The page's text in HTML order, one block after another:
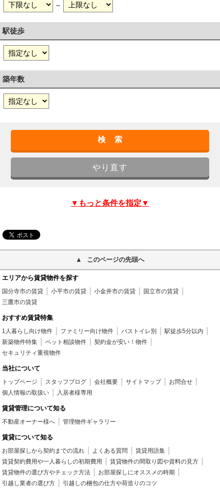
～
駅徒歩
築年数
▼もっと条件を指定▼
このページの先頭へ
エリアから賃貸物件を探す
国分寺市の賃貸 小平市の賃貸 小金井市の賃貸
国立市の賃貸
三鷹市の賃貸
おすすめ賃貸特集
1人暮らし向け物件 ファミリー向け物件 バストイレ別
駅徒歩5分以内
新築物件特集
ペット相談物件
契約金が安い！物件
セキュリティ重視物件
当社について
トップページ スタッフブログ 会社概要 サイトマップ
お問合せ
個人情報の取扱い
入居者様専用
賃貸管理について知る
不動産オーナー様へ 管理物件ギャラリー
賃貸について知る
お部屋探しから契約までの流れ よくある質問
賃貸用語集
賃貸契約費用や一人暮らしの初期費用
賃貸物件の間取り図や資料の見方
賃貸物件の選び方やチェック方法
お部屋探しにオススメの時期
引越し業者の選び方
引越しの梱包の仕方や荷造りのコツ